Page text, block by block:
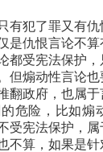
有犯了罪又有
是仇恨言论不
都受宪法保护
但煽动性言论
翻政府，也属
危险，比如煽
受宪法保护，
不算，如果是